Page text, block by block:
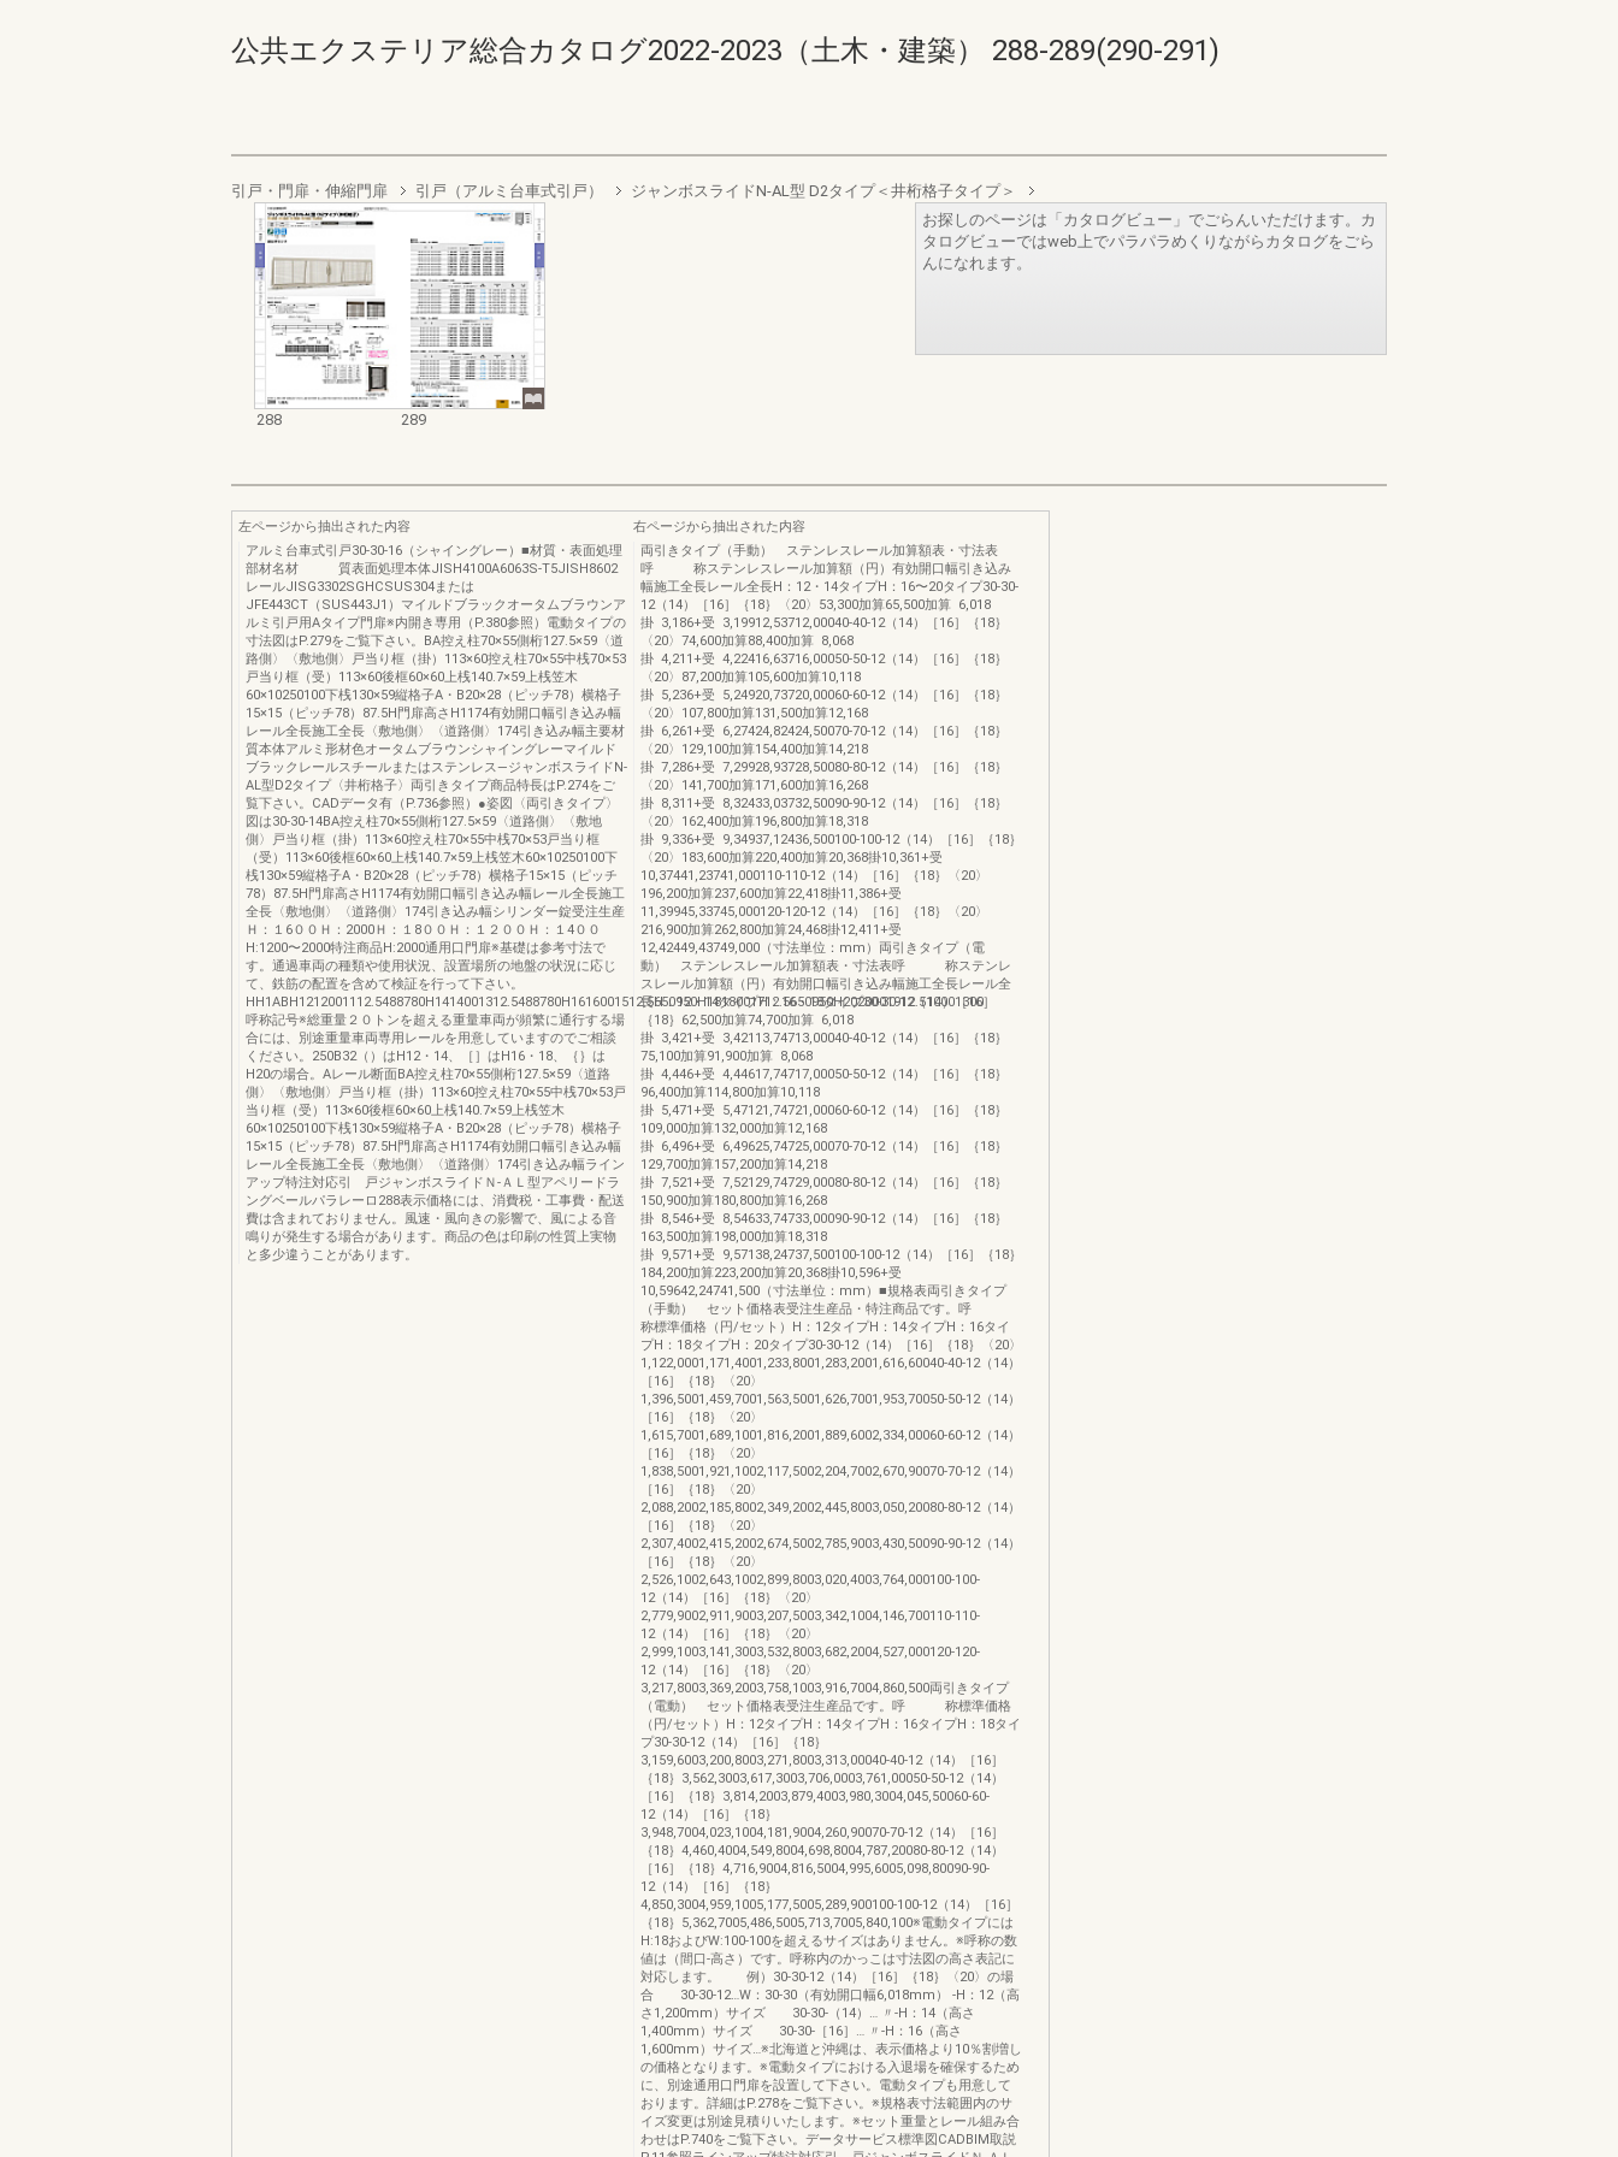
公共エクステリア総合カタログ2022-2023（土木・建築） 288-289(290-291)
引戸・門扉・伸縮門扉 引戸（アルミ台車式引戸） ジャンボスライドN-AL型 D2タイプ＜井桁格子タイプ＞
288 289
お探しのページは「カタログビュー」でごらんいただけます。カ
タログビューではweb上でパラパラめくりながらカタログをごら
んになれます。
左ページから抽出された内容
アルミ台車式引戸30-30-16（シャイングレー）■材質・表面処理
部材名材 質表面処理本体JISH4100A6063S-T5JISH8602
レールJISG3302SGHCSUS304または
JFE443CT（SUS443J1）マイルドブラックオータムブラウンア
ルミ引戸用Aタイプ門扉※内開き専用（P.380参照）電動タイプの
寸法図はP.279をご覧下さい。BA控え柱70×55側桁127.5×59〈道
路側〉〈敷地側〉戸当り框（掛）113×60控え柱70×55中桟70×53
戸当り框（受）113×60後框60×60上桟140.7×59上桟笠木
60×10250100下桟130×59縦格子A・B20×28（ピッチ78）横格子
15×15（ピッチ78）87.5H門扉高さH1174有効開口幅引き込み幅
レール全長施工全長〈敷地側〉〈道路側〉174引き込み幅主要材
質本体アルミ形材色オータムブラウンシャイングレーマイルド
ブラックレールスチールまたはステンレス―ジャンボスライドN-
AL型D2タイプ〈井桁格子〉両引きタイプ商品特長はP.274をご
覧下さい。CADデータ有（P.736参照）●姿図〈両引きタイプ〉
図は30-30-14BA控え柱70×55側桁127.5×59〈道路側〉〈敷地
側〉戸当り框（掛）113×60控え柱70×55中桟70×53戸当り框
（受）113×60後框60×60上桟140.7×59上桟笠木60×10250100下
桟130×59縦格子A・B20×28（ピッチ78）横格子15×15（ピッチ
78）87.5H門扉高さH1174有効開口幅引き込み幅レール全長施工
全長〈敷地側〉〈道路側〉174引き込み幅シリンダー錠受注生産
Ｈ：１6００Ｈ：2000Ｈ：１8００Ｈ：１２００Ｈ：１4００
H:1200〜2000特注商品H:2000通用口門扉※基礎は参考寸法で
す。通過車両の種類や使用状況、設置場所の地盤の状況に応じ
て、鉄筋の配置を含めて検証を行って下さい。
HH1ABH1212001112.5488780H1414001312.5488780H1616001512.5650950H1818001712.5650950H2020001912.510001300
呼称記号※総重量２０トンを超える重量車両が頻繁に通行する場
合には、別途重量車両専用レールを用意していますのでご相談
ください。250B32（）はH12・14、［］はH16・18、｛｝は
H20の場合。Aレール断面BA控え柱70×55側桁127.5×59〈道路
側〉〈敷地側〉戸当り框（掛）113×60控え柱70×55中桟70×53戸
当り框（受）113×60後框60×60上桟140.7×59上桟笠木
60×10250100下桟130×59縦格子A・B20×28（ピッチ78）横格子
15×15（ピッチ78）87.5H門扉高さH1174有効開口幅引き込み幅
レール全長施工全長〈敷地側〉〈道路側〉174引き込み幅ライン
アップ特注対応引 戸ジャンボスライドＮ-ＡＬ型アペリードラ
ングベールパラレーロ288表示価格には、消費税・工事費・配送
費は含まれておりません。風速・風向きの影響で、風による音
鳴りが発生する場合があります。商品の色は印刷の性質上実物
と多少違うことがあります。
右ページから抽出された内容
両引きタイプ（手動） ステンレスレール加算額表・寸法表
呼 称ステンレスレール加算額（円）有効開口幅引き込み
幅施工全長レール全長H：12・14タイプH：16〜20タイプ30-30-
12（14）［16］｛18｝〈20〉53,300加算65,500加算 6,018
掛 3,186+受 3,19912,53712,00040-40-12（14）［16］｛18｝
〈20〉74,600加算88,400加算 8,068
掛 4,211+受 4,22416,63716,00050-50-12（14）［16］｛18｝
〈20〉87,200加算105,600加算10,118
掛 5,236+受 5,24920,73720,00060-60-12（14）［16］｛18｝
〈20〉107,800加算131,500加算12,168
掛 6,261+受 6,27424,82424,50070-70-12（14）［16］｛18｝
〈20〉129,100加算154,400加算14,218
掛 7,286+受 7,29928,93728,50080-80-12（14）［16］｛18｝
〈20〉141,700加算171,600加算16,268
掛 8,311+受 8,32433,03732,50090-90-12（14）［16］｛18｝
〈20〉162,400加算196,800加算18,318
掛 9,336+受 9,34937,12436,500100-100-12（14）［16］｛18｝
〈20〉183,600加算220,400加算20,368掛10,361+受
10,37441,23741,000110-110-12（14）［16］｛18｝〈20〉
196,200加算237,600加算22,418掛11,386+受
11,39945,33745,000120-120-12（14）［16］｛18｝〈20〉
216,900加算262,800加算24,468掛12,411+受
12,42449,43749,000（寸法単位：mm）両引きタイプ（電
動） ステンレスレール加算額表・寸法表呼 称ステンレ
スレール加算額（円）有効開口幅引き込み幅施工全長レール全
長H：12・14タイプH：16・18タイプ30-30-12（14）［16］
｛18｝62,500加算74,700加算 6,018
掛 3,421+受 3,42113,74713,00040-40-12（14）［16］｛18｝
75,100加算91,900加算 8,068
掛 4,446+受 4,44617,74717,00050-50-12（14）［16］｛18｝
96,400加算114,800加算10,118
掛 5,471+受 5,47121,74721,00060-60-12（14）［16］｛18｝
109,000加算132,000加算12,168
掛 6,496+受 6,49625,74725,00070-70-12（14）［16］｛18｝
129,700加算157,200加算14,218
掛 7,521+受 7,52129,74729,00080-80-12（14）［16］｛18｝
150,900加算180,800加算16,268
掛 8,546+受 8,54633,74733,00090-90-12（14）［16］｛18｝
163,500加算198,000加算18,318
掛 9,571+受 9,57138,24737,500100-100-12（14）［16］｛18｝
184,200加算223,200加算20,368掛10,596+受
10,59642,24741,500（寸法単位：mm）■規格表両引きタイプ
（手動） セット価格表受注生産品・特注商品です。呼
称標準価格（円/セット）H：12タイプH：14タイプH：16タイ
プH：18タイプH：20タイプ30-30-12（14）［16］｛18｝〈20〉
1,122,0001,171,4001,233,8001,283,2001,616,60040-40-12（14）
［16］｛18｝〈20〉
1,396,5001,459,7001,563,5001,626,7001,953,70050-50-12（14）
［16］｛18｝〈20〉
1,615,7001,689,1001,816,2001,889,6002,334,00060-60-12（14）
［16］｛18｝〈20〉
1,838,5001,921,1002,117,5002,204,7002,670,90070-70-12（14）
［16］｛18｝〈20〉
2,088,2002,185,8002,349,2002,445,8003,050,20080-80-12（14）
［16］｛18｝〈20〉
2,307,4002,415,2002,674,5002,785,9003,430,50090-90-12（14）
［16］｛18｝〈20〉
2,526,1002,643,1002,899,8003,020,4003,764,000100-100-
12（14）［16］｛18｝〈20〉
2,779,9002,911,9003,207,5003,342,1004,146,700110-110-
12（14）［16］｛18｝〈20〉
2,999,1003,141,3003,532,8003,682,2004,527,000120-120-
12（14）［16］｛18｝〈20〉
3,217,8003,369,2003,758,1003,916,7004,860,500両引きタイプ
（電動） セット価格表受注生産品です。呼 称標準価格
（円/セット）H：12タイプH：14タイプH：16タイプH：18タイ
プ30-30-12（14）［16］｛18｝
3,159,6003,200,8003,271,8003,313,00040-40-12（14）［16］
｛18｝3,562,3003,617,3003,706,0003,761,00050-50-12（14）
［16］｛18｝3,814,2003,879,4003,980,3004,045,50060-60-
12（14）［16］｛18｝
3,948,7004,023,1004,181,9004,260,90070-70-12（14）［16］
｛18｝4,460,4004,549,8004,698,8004,787,20080-80-12（14）
［16］｛18｝4,716,9004,816,5004,995,6005,098,80090-90-
12（14）［16］｛18｝
4,850,3004,959,1005,177,5005,289,900100-100-12（14）［16］
｛18｝5,362,7005,486,5005,713,7005,840,100※電動タイプには
H:18およびW:100-100を超えるサイズはありません。※呼称の数
値は（間口-高さ）です。呼称内のかっこは寸法図の高さ表記に
対応します。 例）30-30-12（14）［16］｛18｝〈20〉の場
合 30-30-12…W：30-30（有効開口幅6,018mm） -H：12（高
さ1,200mm）サイズ 30-30-（14）… 〃-H：14（高さ
1,400mm）サイズ 30-30-［16］… 〃-H：16（高さ
1,600mm）サイズ…※北海道と沖縄は、表示価格より10％割増し
の価格となります。※電動タイプにおける入退場を確保するため
に、別途通用口門扉を設置して下さい。電動タイプも用意して
おります。詳細はP.278をご覧下さい。※規格表寸法範囲内のサ
イズ変更は別途見積りいたします。※セット重量とレール組み合
わせはP.740をご覧下さい。データサービス標準図CADBIM取説